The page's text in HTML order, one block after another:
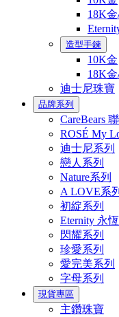
18K
造型手鍊
10K金
18K
迪士尼珠寶
品牌系列
CareBears
ROSÉ My
迪士尼系列
戀人系列
Nature系列
A LOVE系列
初綻系列
Eternity 永
閃耀系列
珍愛系列
愛完美系列
字母系列
現貨專區
主鑽珠寶